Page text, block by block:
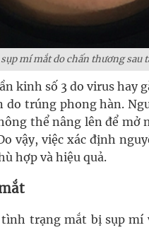
mí mắt do chấn thương sau
kinh số 3 do virus hay
trúng phong hàn.
thể nâng lên để
vậy, việc xác định
hợp và hiệu quả.
trạng mắt bị sụp